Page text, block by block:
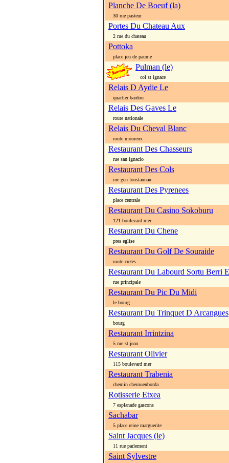
Planche De Boeuf (la)
30 rue pasteur
Portes Du Chateau Aux
2 rue du chateau
Pottoka
place jeu de paume
Pulman (le)
col st ignace
Relais D Aydie Le
quartier bardou
Relais Des Gaves Le
route nationale
Relais Du Cheval Blanc
route mourenx
Restaurant Des Chasseurs
rue san ignacio
Restaurant Des Cols
rue gen loustaunau
Restaurant Des Pyrenees
place centrale
Restaurant Du Casino Sokoburu
121 boulevard mer
Restaurant Du Chene
pres eglise
Restaurant Du Golf De Souraide
route cretes
Restaurant Du Labourd Sortu Berri
rue principale
Restaurant Du Pic Du Midi
le bourg
Restaurant Du Trinquet D Arcangues
bourg
Restaurant Irrintzina
5 rue st jean
Restaurant Olivier
115 boulevard mer
Restaurant Trabenia
chemin cherouenborda
Rotisserie Etxea
7 esplanade gascons
Sachabar
5 place reine marguerite
Saint Jacques (le)
11 rue parlement
Saint Sylvestre